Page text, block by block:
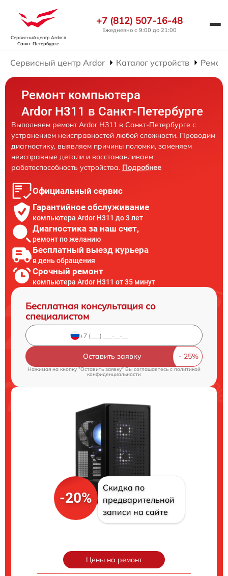
Сервисный центр Ardorв
Санкт-Петербурге
+7 (812) 507-16-48
Ежедневно с 9:00 до 21:00
Сервисный центр Ardor Каталог устройств
Ремонт компьютера
Ardor H311 в Санкт-Петербурге
Выполняем ремонт Ardor H311 в Санкт-Петербурге с
устранением неисправностей любой сложности. Проводим
диагностику, выявляем причины поломки, заменяем
неисправные детали и восстанавливаем
работоспособность устройства. Подробнее
Официальный сервис
Гарантийное обслуживание
компьютера Ardor H311 до 3 лет
Диагностика за наш счет,
ремонт по желанию
Бесплатный выезд курьера
в день обращения
Срочный ремонт
компьютера Ardor H311 от 35 минут
Бесплатная консультация со
специалистом
Оставить заявку
Нажимая на кнопку "Оставить заявку" Вы соглашаетесь cполитикой
конфиденциальности
-20%
Скидка по
предварительной
записи на сайте
Цены на ремонт